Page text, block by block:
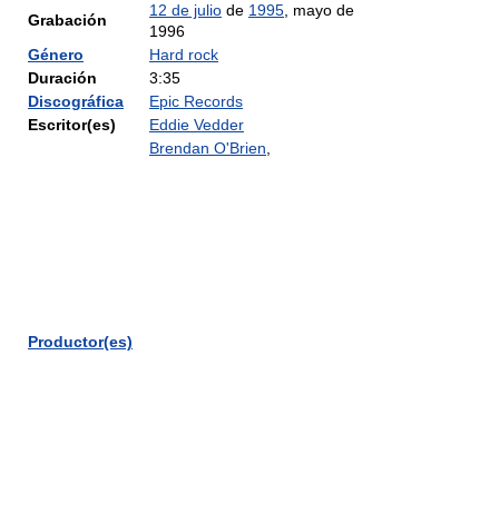
Grabación
12 de julio de 1995 , mayo de
1996
Género
Hard rock
Duración
3:35
Discográfica
Epic Records
Escritor(es)
Eddie Vedder
Productor(es)
Brendan O'Brien